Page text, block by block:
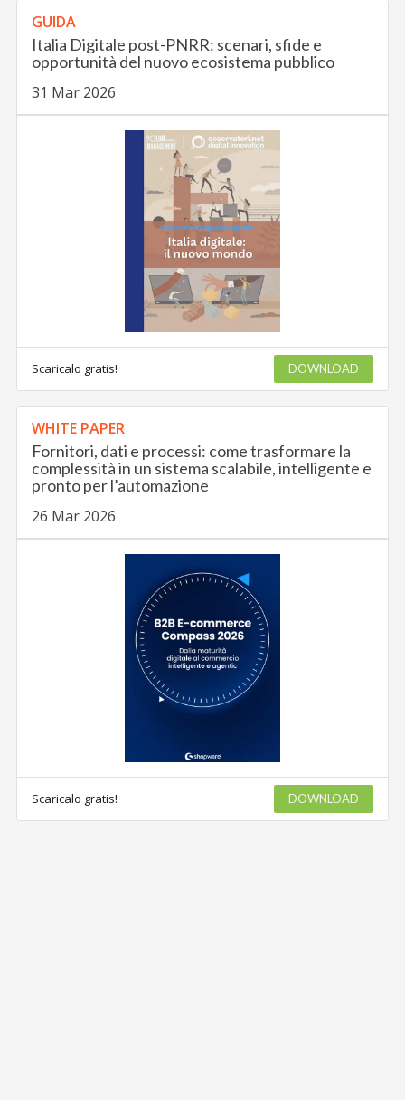
GUIDA
Italia Digitale post-PNRR: scenari, sfide e
opportunità del nuovo ecosistema pubblico
31 Mar 2026
Scaricalo gratis! DOWNLOAD
WHITE PAPER
Fornitori, dati e processi: come trasformare la
complessità in un sistema scalabile, intelligente e
pronto per l’automazione
26 Mar 2026
Scaricalo gratis! DOWNLOAD